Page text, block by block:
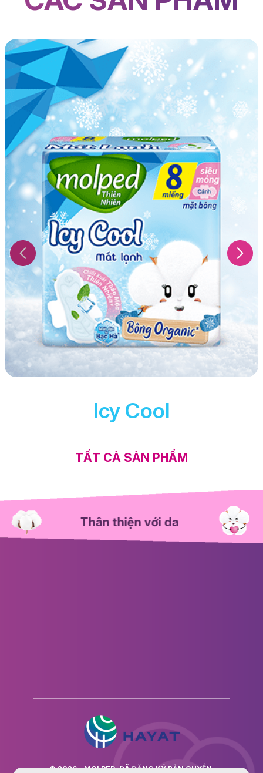
Icy Cool
TẤT CẢ SẢN PHẨM
Thân thiện với da
© 2026 - MOLPED. ĐÃ ĐĂNG KÝ BẢN QUYỀN.